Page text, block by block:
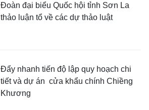
Đoàn đại biểu Quốc hội tỉnh Sơn La
thảo luận tổ về các dự thảo luật
Đẩy nhanh tiến độ lập quy hoạch chi
tiết và dự án cửa khẩu chính Chiềng
Khương